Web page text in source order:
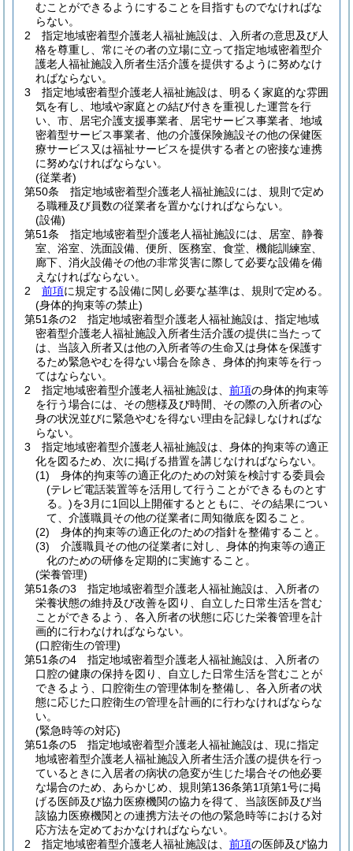
むことができるようにすることを目指すものでなければな
らない。
2
指定地域密着型介護老人福祉施設は、入所者の意思及び人
格を尊重し、常にその者の立場に立って指定地域密着型介
護老人福祉施設入所者生活介護を提供するように努めなけ
ればならない。
3
指定地域密着型介護老人福祉施設は、明るく家庭的な雰囲
気を有し、地域や家庭との結び付きを重視した運営を行
い、市、居宅介護支援事業者、居宅サービス事業者、地域
密着型サービス事業者、他の介護保険施設その他の保健医
療サービス又は福祉サービスを提供する者との密接な連携
に努めなければならない。
(従業者)
第50条
指定地域密着型介護老人福祉施設には、規則で定め
る職種及び員数の従業者を置かなければならない。
(設備)
第51条
指定地域密着型介護老人福祉施設には、居室、静養
室、浴室、洗面設備、便所、医務室、食堂、機能訓練室、
廊下、消火設備その他の非常災害に際して必要な設備を備
えなければならない。
2
前項に規定する設備に関し必要な基準は、規則で定める。
(身体的拘束等の禁止)
第51条の2
指定地域密着型介護老人福祉施設は、指定地域
密着型介護老人福祉施設入所者生活介護の提供に当たって
は、当該入所者又は他の入所者等の生命又は身体を保護す
るため緊急やむを得ない場合を除き、身体的拘束等を行っ
てはならない。
2
指定地域密着型介護老人福祉施設は、 前項の身体的拘束等
を行う場合には、その態様及び時間、その際の入所者の心
身の状況並びに緊急やむを得ない理由を記録しなければな
らない。
3
指定地域密着型介護老人福祉施設は、身体的拘束等の適正
化を図るため、次に掲げる措置を講じなければならない。
(1)
身体的拘束等の適正化のための対策を検討する委員会
(テレビ電話装置等を活用して行うことができるものとす
る。)を3月に1回以上開催するとともに、その結果につい
て、介護職員その他の従業者に周知徹底を図ること。
(2)
身体的拘束等の適正化のための指針を整備すること。
(3)
介護職員その他の従業者に対し、身体的拘束等の適正
化のための研修を定期的に実施すること。
(栄養管理)
第51条の3
指定地域密着型介護老人福祉施設は、入所者の
栄養状態の維持及び改善を図り、自立した日常生活を営む
ことができるよう、各入所者の状態に応じた栄養管理を計
画的に行わなければならない。
(口腔衛生の管理)
第51条の4
指定地域密着型介護老人福祉施設は、入所者の
口腔の健康の保持を図り、自立した日常生活を営むことが
できるよう、口腔衛生の管理体制を整備し、各入所者の状
態に応じた口腔衛生の管理を計画的に行わなければならな
い。
(緊急時等の対応)
第51条の5
指定地域密着型介護老人福祉施設は、現に指定
地域密着型介護老人福祉施設入所者生活介護の提供を行っ
ているときに入居者の病状の急変が生じた場合その他必要
な場合のため、あらかじめ、規則第136条第1項第1号に掲
げる医師及び協力医療機関の協力を得て、当該医師及び当
該協力医療機関との連携方法その他の緊急時等における対
応方法を定めておかなければならない。
2
指定地域密着型介護老人福祉施設は、 前項の医師及び協力